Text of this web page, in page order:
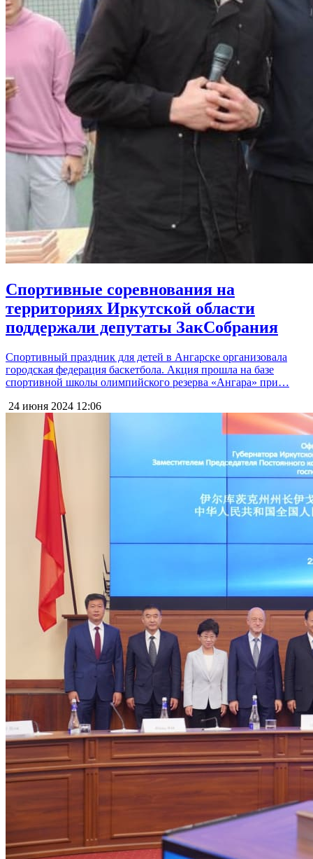
Спортивные соревнования на
территориях Иркутской области
поддержали депутаты ЗакСобрания
Спортивный праздник для детей в Ангарске организовала
городская федерация баскетбола. Акция прошла на базе
спортивной школы олимпийского резерва «Ангара» при…
24 июня 2024 12:06